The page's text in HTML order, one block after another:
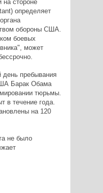
на стороне
определяет
обороны США.
боевых
может
день пребывания
Барак Обама
тюрьмы.
в течение года.
на 120
не было